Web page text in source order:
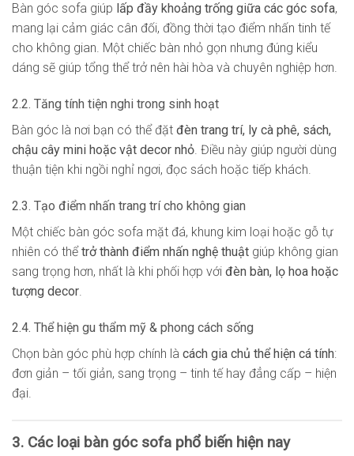
Bàn góc sofa giúp lấp đầy khoảng trống giữa các góc sofa,
mang lại cảm giác cân đối, đồng thời tạo điểm nhấn tinh tế
cho không gian. Một chiếc bàn nhỏ gọn nhưng đúng kiểu
dáng sẽ giúp tổng thể trở nên hài hòa và chuyên nghiệp hơn.
2.2. Tăng tính tiện nghi trong sinh hoạt
Bàn góc là nơi bạn có thể đặt đèn trang trí, ly cà phê, sách,
chậu cây mini hoặc vật decor nhỏ. Điều này giúp người dùng
thuận tiện khi ngồi nghỉ ngơi, đọc sách hoặc tiếp khách.
2.3. Tạo điểm nhấn trang trí cho không gian
Một chiếc bàn góc sofa mặt đá, khung kim loại hoặc gỗ tự
nhiên có thểtrở thành điểm nhấn nghệ thuật giúp không gian
sang trọng hơn, nhất là khi phối hợp với đèn bàn, lọ hoa hoặc
tượng decor.
2.4. Thể hiện gu thẩm mỹ & phong cách sống
Chọn bàn góc phù hợp chính là cách gia chủ thể hiện cá tính:
đơn giản – tối giản, sang trọng – tinh tế hay đẳng cấp – hiện
đại.
3. Các loại bàn góc sofa phổ biến hiện nay